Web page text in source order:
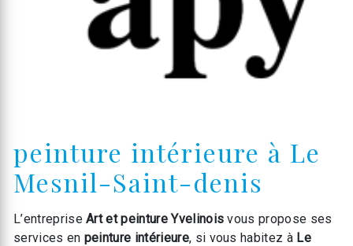
peinture intérieure à Le
Mesnil-Saint-denis
L’entrepriseArt et peinture Yvelinois vous propose ses
services en peinture intérieure, si vous habitez à Le